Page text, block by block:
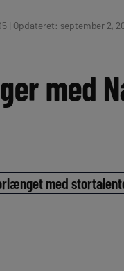
| Opdateret: september 2,
med
med